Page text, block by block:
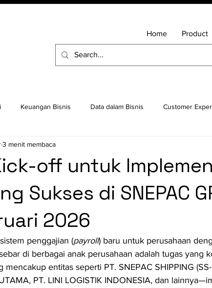
Home Product
Keuangan Bisnis Data dalam Bisnis Customer
Linux
off untuk
Sukses di SNEPAC
2026
3 menit membaca
penggajian (payroll) baru untuk perusahaan
di berbagai anak perusahaan adalah tugas yang
mencakup entitas seperti PT. SNEPAC SHIPPING (SS-
PT. LINI LOGISTIK INDONESIA, dan